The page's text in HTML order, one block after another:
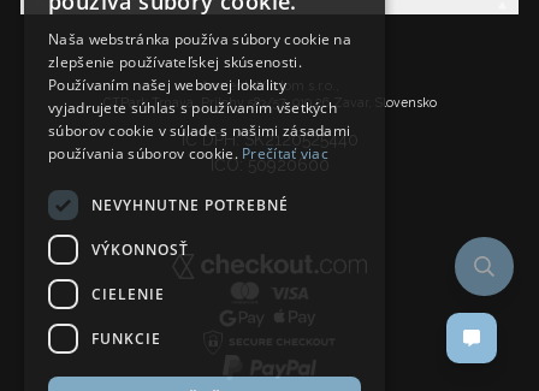
Ancient Wisdom s.r.o.,
CTPark Trnava, Prílohy 583/57, 919 26 Zavar, Slovensko
IČ DPH: SK2120525440
IČO: 50920600
Naša webstránka používa súbory cookie na
zlepšenie používateľskej skúsenosti.
Používaním našej webovej lokality
vyjadrujete súhlas s používaním všetkých
súborov cookie v súlade s našimi zásadami
používania súborov cookie. Prečítať viac
NEVYHNUTNE POTREBNÉ
VÝKONNOSŤ
CIELENIE
FUNKCIE